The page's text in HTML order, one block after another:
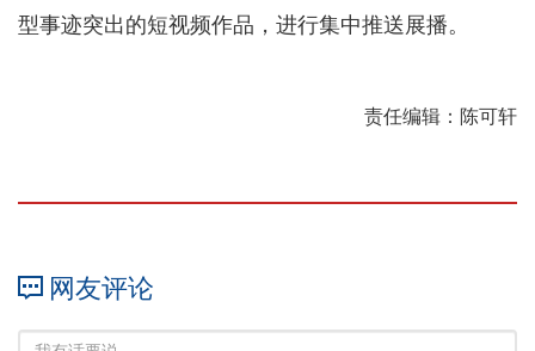
型事迹突出的短视频作品，进行集中推送展播。
责任编辑：陈可轩
网友评论